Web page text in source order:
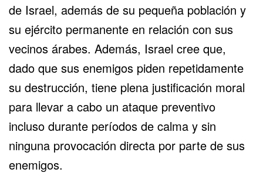
de Israel, además de su pequeña población y
su ejército permanente en relación con sus
vecinos árabes. Además, Israel cree que,
dado que sus enemigos piden repetidamente
su destrucción, tiene plena justificación moral
para llevar a cabo un ataque preventivo
incluso durante períodos de calma y sin
ninguna provocación directa por parte de sus
enemigos.